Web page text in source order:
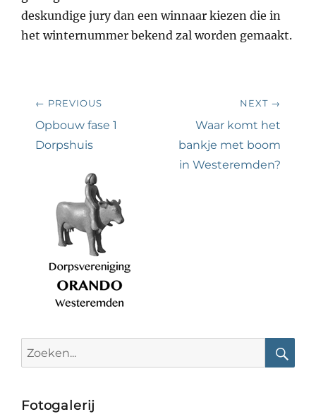
deskundige jury dan een winnaar kiezen die in
het winternummer bekend zal worden gemaakt.
Bericht
navigatie
← PREVIOUS
Previous
post:
Opbouw fase 1
Dorpshuis
NEXT →
Next
post:
Waar komt het
bankje met boom
in Westeremden?
for:
Fotogalerij